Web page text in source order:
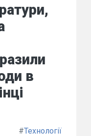
в
#Технології